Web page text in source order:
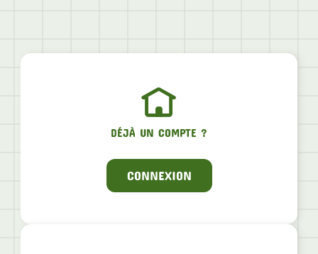
DÉJÀ UN COMPTE ?
CONNEXION